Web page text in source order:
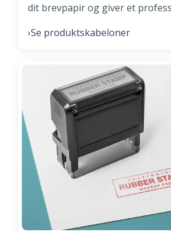
dit brevpapir og giver et
›Se produktskabeloner